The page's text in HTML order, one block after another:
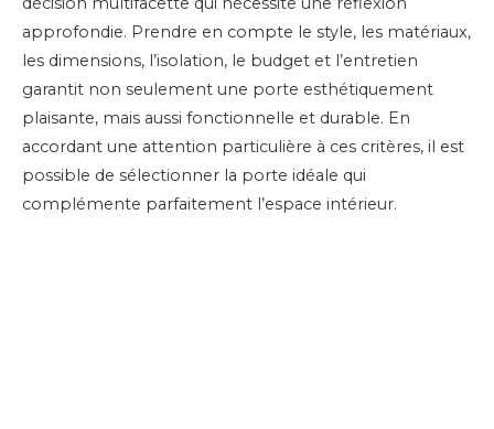
approfondie. Prendre en compte le style, les matériaux,
les dimensions, l’isolation, le budget et l’entretien
garantit non seulement une porte esthétiquement
plaisante, mais aussi fonctionnelle et durable. En
accordant une attention particulière à ces critères, il est
possible de sélectionner la porte idéale qui
complémente parfaitement l’espace intérieur.